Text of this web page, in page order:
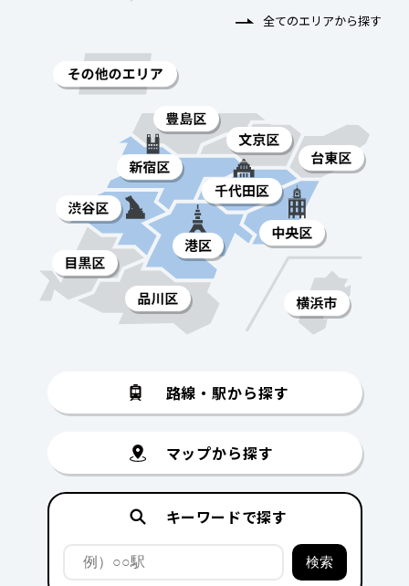
全てのエリアから探す
路線・駅から探す
マップから探す
キーワードで探す